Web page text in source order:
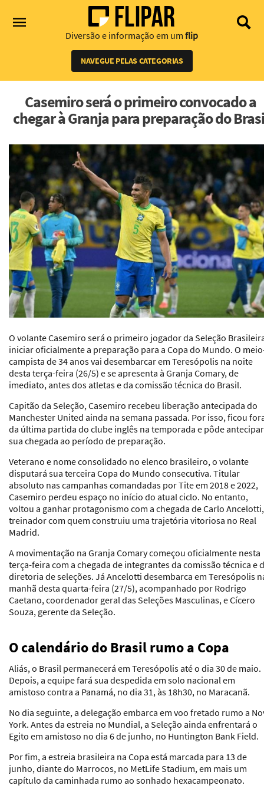
Diversão e informação em um flip
NAVEGUE PELAS CATEGORIAS
Casemiro será o primeiro convocado a
chegar à Granja para preparação do
O volante Casemiro será o primeiro jogador da Seleção
iniciar oficialmente a preparação para a Copa do Mundo. O
campista de 34 anos vai desembarcar em Teresópolis na noite
desta terça-feira (26/5) e se apresenta à Granja Comary, de
imediato, antes dos atletas e da comissão técnica do Brasil.
Capitão da Seleção, Casemiro recebeu liberação antecipada do
Manchester United ainda na semana passada. Por isso, ficou
da última partida do clube inglês na temporada e pôde antecipar
sua chegada ao período de preparação.
Veterano e nome consolidado no elenco brasileiro, o volante
disputará sua terceira Copa do Mundo consecutiva. Titular
absoluto nas campanhas comandadas por Tite em 2018 e 2022,
Casemiro perdeu espaço no início do atual ciclo. No entanto,
voltou a ganhar protagonismo com a chegada de Carlo Ancelotti,
treinador com quem construiu uma trajetória vitoriosa no Real
Madrid.
A movimentação na Granja Comary começou oficialmente nesta
terça-feira com a chegada de integrantes da comissão técnica e
diretoria de seleções. Já Ancelotti desembarca em Teresópolis
manhã desta quarta-feira (27/5), acompanhado por Rodrigo
Caetano, coordenador geral das Seleções Masculinas, e Cícero
Souza, gerente da Seleção.
O calendário do Brasil rumo a Copa
Aliás, o Brasil permanecerá em Teresópolis até o dia 30 de maio.
Depois, a equipe fará sua despedida em solo nacional em
amistoso contra a Panamá, no dia 31, às 18h30, no Maracanã.
No dia seguinte, a delegação embarca em voo fretado rumo a
York. Antes da estreia no Mundial, a Seleção ainda enfrentará o
Egito em amistoso no dia 6 de junho, no Huntington Bank Field.
Por fim, a estreia brasileira na Copa está marcada para 13 de
junho, diante do Marrocos, no MetLife Stadium, em mais um
capítulo da caminhada rumo ao sonhado hexacampeonato.